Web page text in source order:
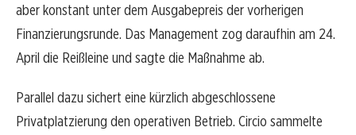
aber konstant unter dem Ausgabepreis der vorherigen
Finanzierungsrunde. Das Management zog daraufhin am 24.
April die Reißleine und sagte die Maßnahme ab.
Parallel dazu sichert eine kürzlich abgeschlossene
Privatplatzierung den operativen Betrieb. Circio sammelte